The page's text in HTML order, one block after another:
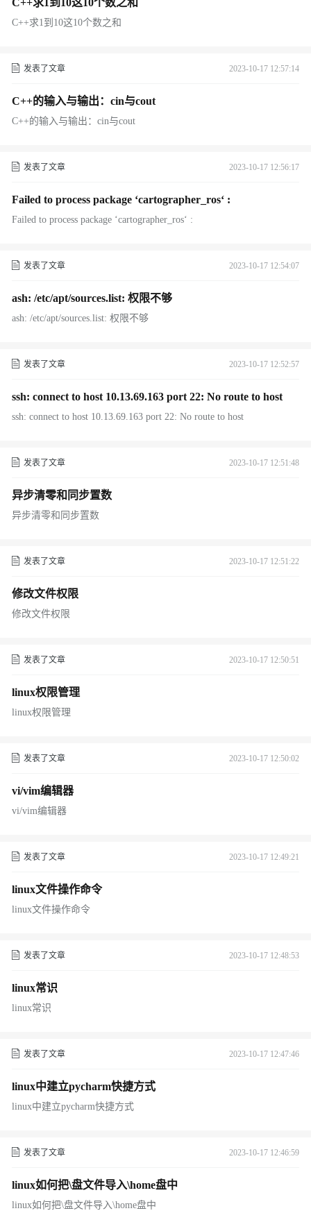
C++求1到10这10个数之和
C++求1到10这10个数之和
发表了文章 2023-10-17 12:57:14
C++的输入与输出：cin与cout
C++的输入与输出：cin与cout
发表了文章 2023-10-17 12:56:17
Failed to process package ‘cartographer_ros‘ :
Failed to process package ‘cartographer_ros‘ :
发表了文章 2023-10-17 12:54:07
ash: /etc/apt/sources.list: 权限不够
ash: /etc/apt/sources.list: 权限不够
发表了文章 2023-10-17 12:52:57
ssh: connect to host 10.13.69.163 port 22: No route to host
ssh: connect to host 10.13.69.163 port 22: No route to host
发表了文章 2023-10-17 12:51:48
异步清零和同步置数
异步清零和同步置数
发表了文章 2023-10-17 12:51:22
修改文件权限
修改文件权限
发表了文章 2023-10-17 12:50:51
linux权限管理
linux权限管理
发表了文章 2023-10-17 12:50:02
vi/vim编辑器
vi/vim编辑器
发表了文章 2023-10-17 12:49:21
linux文件操作命令
linux文件操作命令
发表了文章 2023-10-17 12:48:53
linux常识
linux常识
发表了文章 2023-10-17 12:47:46
linux中建立pycharm快捷方式
linux中建立pycharm快捷方式
发表了文章 2023-10-17 12:46:59
linux如何把\盘文件导入\home盘中
linux如何把\盘文件导入\home盘中